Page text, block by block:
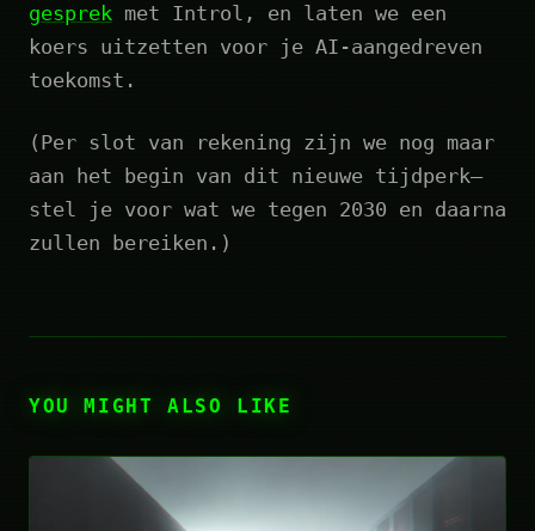
gesprek met Introl, en laten we een
koers uitzetten voor je AI-aangedreven
toekomst.
(Per slot van rekening zijn we nog maar
aan het begin van dit nieuwe tijdperk—
stel je voor wat we tegen 2030 en daarna
zullen bereiken.)
YOU MIGHT ALSO LIKE